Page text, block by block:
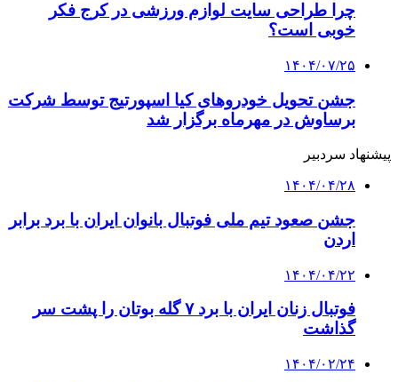
چرا طراحی سایت لوازم ورزشی در کرج فکر
خوبی است؟
۱۴۰۴/۰۷/۲۵
جشن تحویل خودروهای کیا اسپورتیج توسط شرکت
برساوش در مهرماه برگزار شد
پیشنهاد سردبیر
۱۴۰۴/۰۴/۲۸
جشن صعود تیم ملی فوتبال بانوان ایران با برد برابر
اردن
۱۴۰۴/۰۴/۲۲
فوتبال زنان ایران با برد ۷ گله بوتان را پشت سر
گذاشت
۱۴۰۴/۰۲/۲۴